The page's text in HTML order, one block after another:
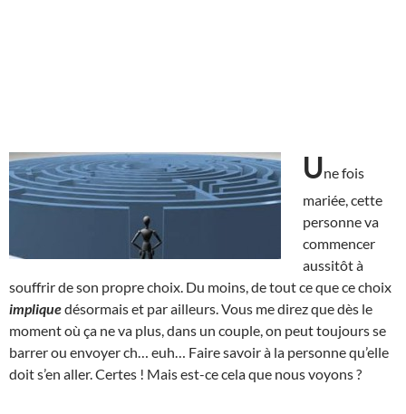
Une fois
mariée, cette
personne va
commencer
aussitôt à
souffrir de son propre choix. Du moins, de tout ce que ce choix
impliquedésormais et par ailleurs. Vous me direz que dès le
moment où ça ne va plus, dans un couple, on peut toujours se
barrer ou envoyer ch… euh… Faire savoir à la personne qu’elle
doit s’en aller. Certes ! Mais est-ce cela que nous voyons ?